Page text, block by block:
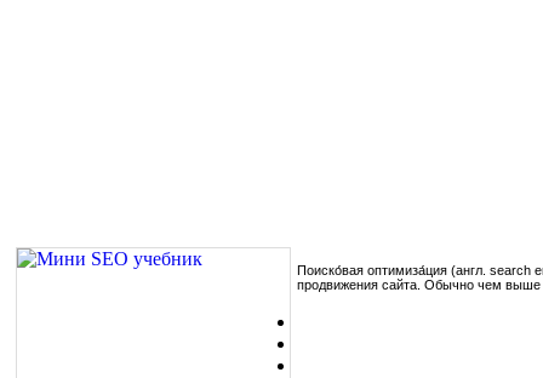
Поиско́вая оптимиза́ция (англ. search
продвижения сайта. Обычно чем выше